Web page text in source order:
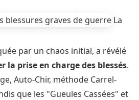
La
par un chaos initial, a révélé
la prise en charge des blessés.
Auto-Chir, méthode Carrel-
que les "Gueules Cassées" et